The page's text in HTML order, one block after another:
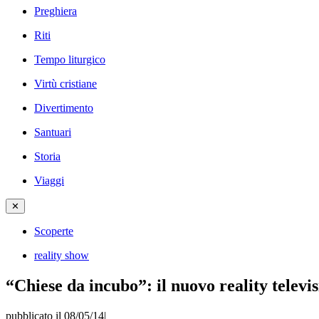
Preghiera
Riti
Tempo liturgico
Virtù cristiane
Divertimento
Santuari
Storia
Viaggi
✕
Scoperte
reality show
“Chiese da incubo”: il nuovo reality
pubblicato il 08/05/14|